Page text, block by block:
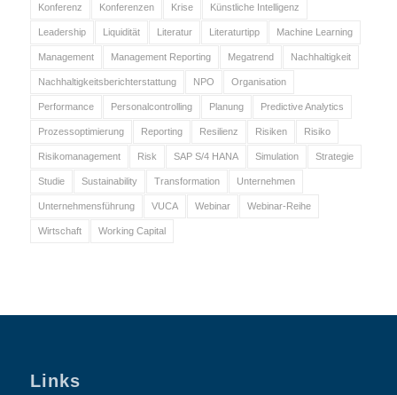
Konferenz Konferenzen Krise Künstliche Intelligenz
Leadership Liquidität Literatur Literaturtipp Machine Learning
Management Management Reporting Megatrend Nachhaltigkeit
Nachhaltigkeitsberichterstattung NPO Organisation
Performance Personalcontrolling Planung Predictive Analytics
Prozessoptimierung Reporting Resilienz Risiken Risiko
Risikomanagement Risk SAP S/4 HANA Simulation Strategie
Studie Sustainability Transformation Unternehmen
Unternehmensführung VUCA Webinar Webinar-Reihe
Wirtschaft Working Capital
Links